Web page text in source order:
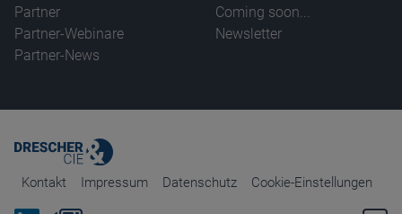
Partner
Partner-Webinare
Partner-News
Coming soon...
Newsletter
Kontakt Impressum Datenschutz Cookie-Einstellungen